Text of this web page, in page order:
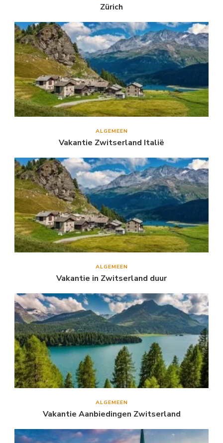
Zürich
ALGEMEEN
Vakantie Zwitserland Italië
ALGEMEEN
Vakantie in Zwitserland duur
ALGEMEEN
Vakantie Aanbiedingen Zwitserland